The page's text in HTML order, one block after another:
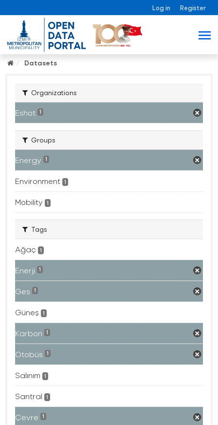
Log in Register
Datasets
Organizations
Eshot 1
Groups
Energy 1
Environment 1
Mobility 1
Tags
Ağaç 1
Enerji 1
Ges 1
Güneş 1
Karbon 1
Otobüs 1
Salınım 1
Santral 1
Çevre 1